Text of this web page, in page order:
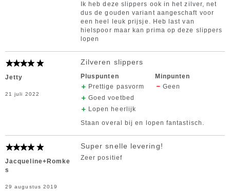
Ik heb deze slippers ook in het zilver, net
dus de gouden variant aangeschaft voor
een heel leuk prijsje. Heb last van
hielspoor maar kan prima op deze slippers
lopen
Jetty
21 juli 2022
Zilveren slippers
Pluspunten
Prettige pasvorm
Goed voetbed
Lopen heerlijk
Minpunten
Geen
Staan overal bij en lopen fantastisch.
Jacqueline+Romke
s
29 augustus 2019
Super snelle levering!
Zeer positief